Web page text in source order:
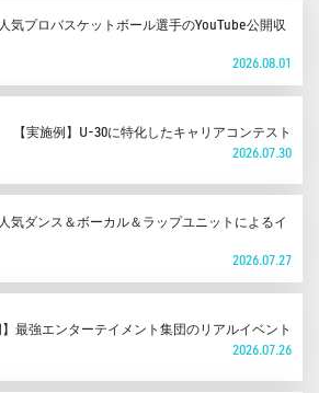
気プロバスケットボール選手のYouTube公開収
2026.08.01
【実施例】U-30に特化したキャリアコンテスト
2026.07.30
気ダンス＆ボーカル＆ラップユニットによるイ
2026.07.27
】最強エンターテイメント集団のリアルイベント
2026.07.26